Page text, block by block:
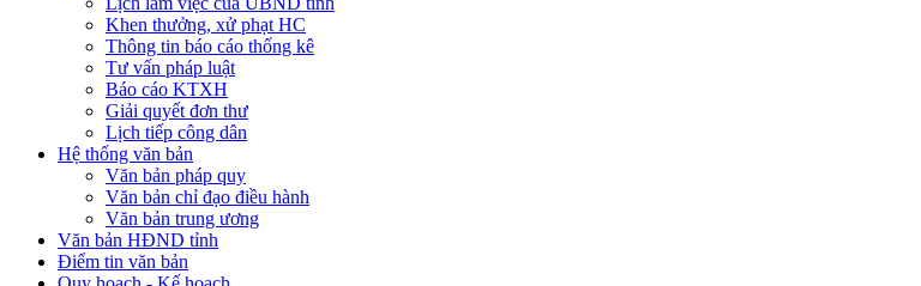
Khen thưởng, xử phạt HC
Thông tin báo cáo thống kê
Tư vấn pháp luật
Báo cáo KTXH
Giải quyết đơn thư
Lịch tiếp công dân
Hệ thống văn bản
Văn bản pháp quy
Văn bản chỉ đạo điều hành
Văn bản trung ương
Văn bản HĐND tỉnh
Điểm tin văn bản